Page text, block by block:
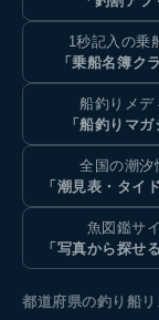
1秒記入の乗
「乗船名簿ク
船釣りメデ
「船釣りマガ
全国の潮汐
「潮見表・タイ
魚図鑑サ
「写真から探せ
都道府県の釣り船リ